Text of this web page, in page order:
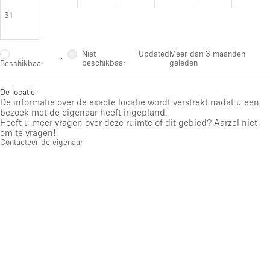
31
Beschikbaar ·
Niet
beschikbaar
UpdatedMeer dan 3 maanden
geleden
De locatie
De informatie over de exacte locatie wordt verstrekt nadat u een
bezoek met de eigenaar heeft ingepland.
Heeft u meer vragen over deze ruimte of dit gebied? Aarzel niet
om te vragen!
Contacteer de eigenaar